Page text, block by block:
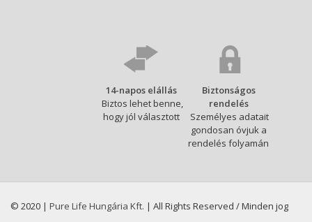
14-napos elállás
Biztos lehet benne,
hogy jól választott
Biztonságos
rendelés
Személyes adatait
gondosan óvjuk a
rendelés folyamán
© 2020 | Pure Life Hungária Kft. | All Rights Reserved / Minden jog